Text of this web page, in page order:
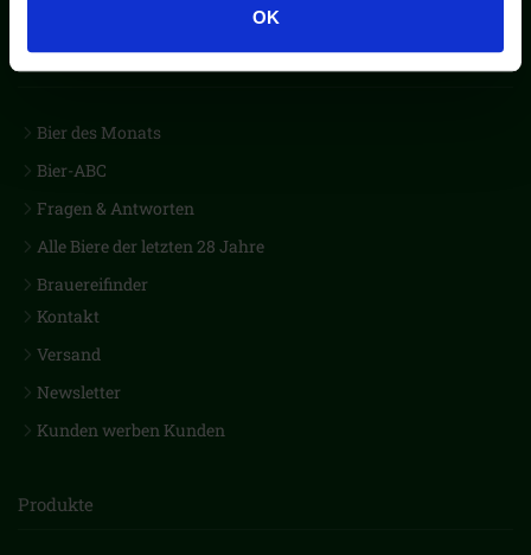
OK
Bier des Monats
Bier-ABC
Fragen & Antworten
Alle Biere der letzten 28 Jahre
Brauereifinder
Kontakt
Versand
Newsletter
Kunden werben Kunden
Produkte